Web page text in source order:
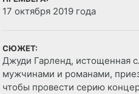
17 октября 2019 года
СЮЖЕТ:
Джуди Гарленд, истощенная
мужчинами и романами,
чтобы провести серию